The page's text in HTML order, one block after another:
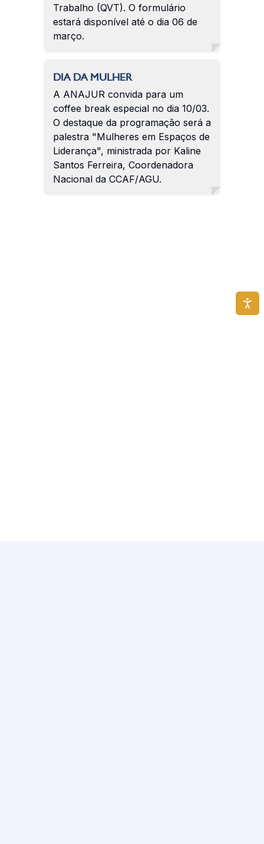
Trabalho (QVT). O formulário
estará disponível até o dia 06 de
março.
DIA DA MULHER
A ANAJUR convida para um
coffee break especial no dia 10/03.
O destaque da programação será a
palestra "Mulheres em Espaços de
Liderança", ministrada por Kaline
Santos Ferreira, Coordenadora
Nacional da CCAF/AGU.